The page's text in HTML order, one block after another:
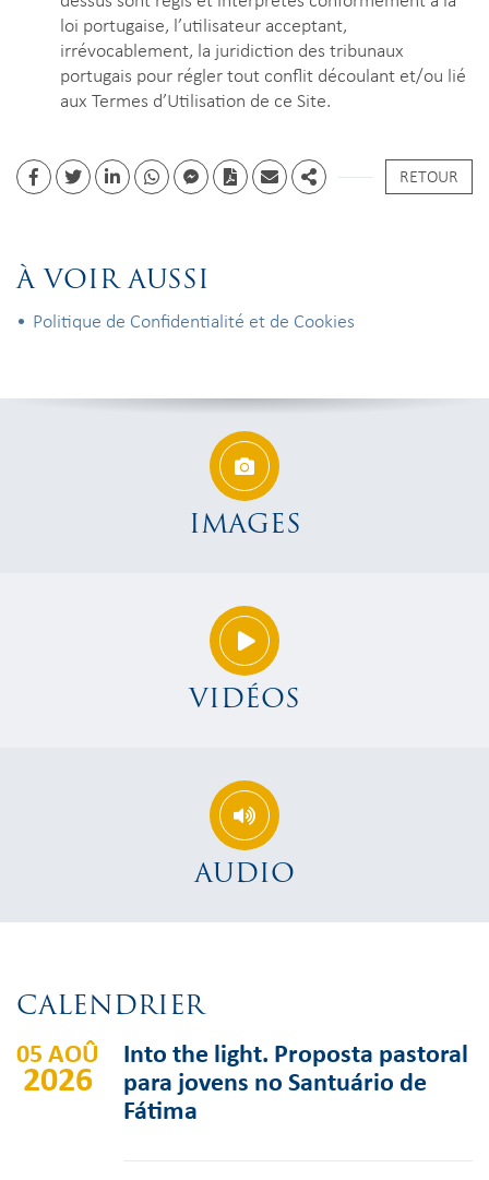
loi portugaise, l’utilisateur acceptant,
irrévocablement, la juridiction des tribunaux
portugais pour régler tout conflit découlant et/ou lié
aux Termes d’Utilisation de ce Site.
FacebookTwitterLinkedinwhatsappfacebook messenger
PDF EmailShare
RETOUR
À VOIR AUSSI
Politique de Confidentialité et de Cookies
IMAGES
VIDÉOS
AUDIO
CALENDRIER
05 AOÛ
2026
Into the light. Proposta pastoral
para jovens no Santuário de
Fátima